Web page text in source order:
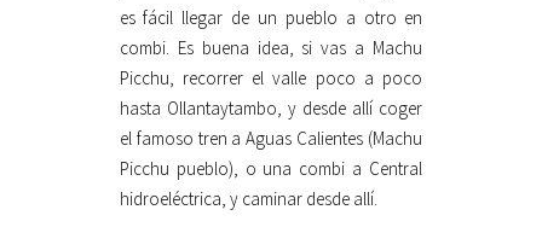
es fácil llegar de un pueblo a otro en
combi. Es buena idea, si vas a Machu
Picchu, recorrer el valle poco a poco
hasta Ollantaytambo, y desde allí coger
el famoso tren a Aguas Calientes (Machu
Picchu pueblo), o una combi a Central
hidroeléctrica, y caminar desde allí.